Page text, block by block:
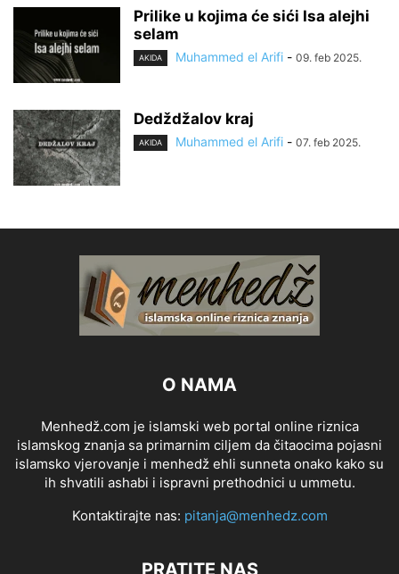
Prilike u kojima će sići Isa alejhi
selam
AKIDA Muhammed el Arifi - 09. feb 2025.
Dedždžalov kraj
AKIDA Muhammed el Arifi - 07. feb 2025.
O NAMA
Menhedž.com je islamski web portal online riznica
islamskog znanja sa primarnim ciljem da čitaocima pojasni
islamsko vjerovanje i menhedž ehli sunneta onako kako su
ih shvatili ashabi i ispravni prethodnici u ummetu.
Kontaktirajte nas: pitanja@menhedz.com